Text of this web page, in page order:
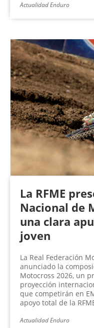
Actualidad Enduro
La RFME
Nacional de
una clara
joven
La Real Federación
anunciado la
Motocross 2026, un
proyección
que competirán en
apoyo total de la
Actualidad Enduro